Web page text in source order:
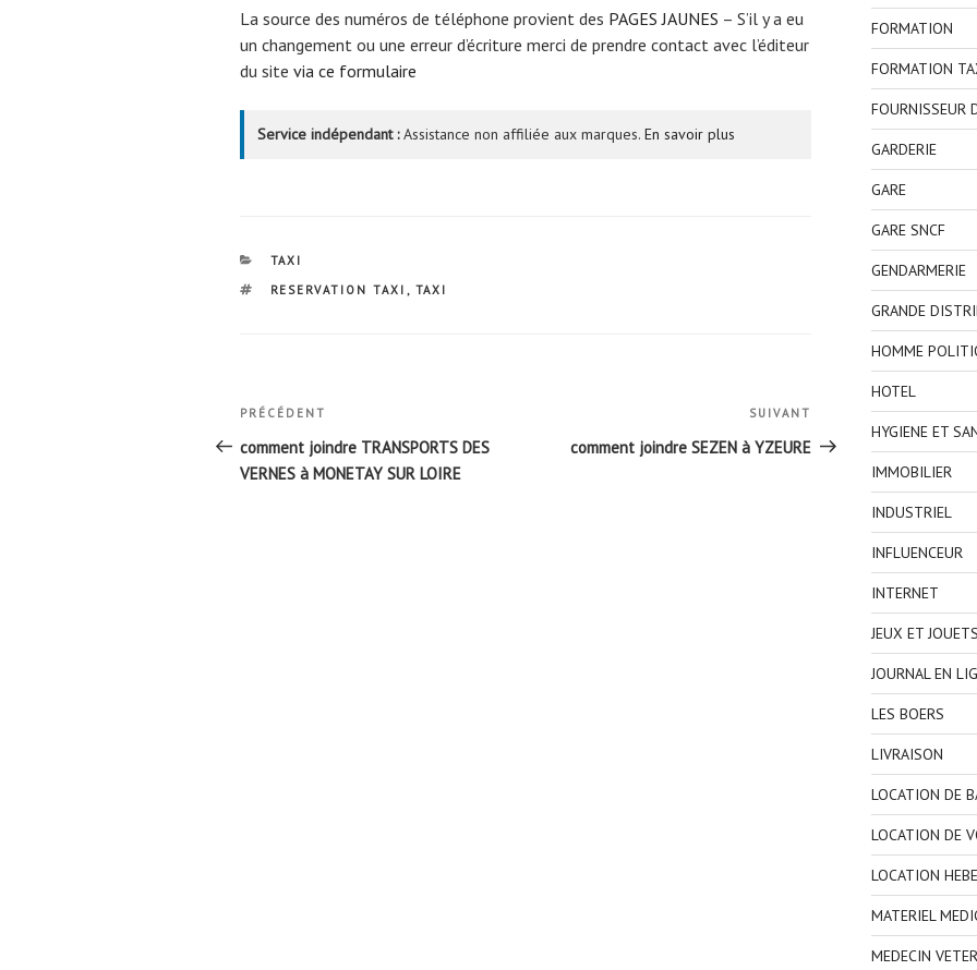
La source des numéros de téléphone provient des PAGES JAUNES – S’il y a eu
un changement ou une erreur d’écriture merci de prendre contact avec l’éditeur
du site via ce formulaire
Service indépendant :Assistance non affiliée aux marques. En savoir plus
CATÉGORIES
TAXI
ÉTIQUETTES
RESERVATION TAXI , TAXI
Navigation
de
l’article
Article
précédent
PRÉCÉDENT
comment joindre TRANSPORTS DES
VERNES à MONETAY SUR LOIRE
suivant
SUIVANT
comment joindre SEZEN à YZEURE
FORMATION
FORMATION
FOURNISSEUR
GARDERIE
GARE
GARE SNCF
GENDARMERIE
GRANDE
HOMME
HOTEL
HYGIENE ET
IMMOBILIER
INDUSTRIEL
INFLUENCEUR
INTERNET
JEUX ET JOUETS
JOURNAL EN
LES BOERS
LIVRAISON
LOCATION DE
LOCATION DE
LOCATION
MATERIEL
MEDECIN